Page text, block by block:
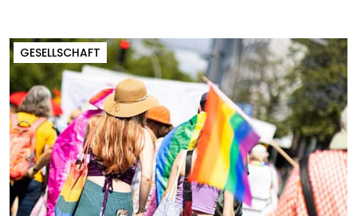
GESELLSCHAFT